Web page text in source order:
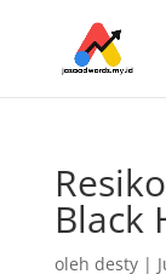
Black
oleh desty|